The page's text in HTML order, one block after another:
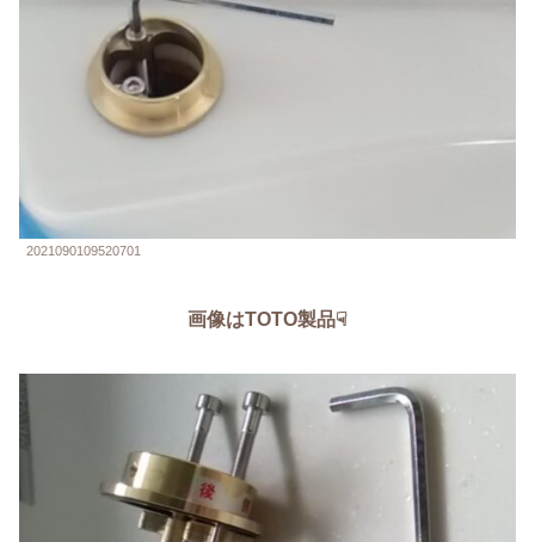
2021090109520701
画像はTOTO製品☟